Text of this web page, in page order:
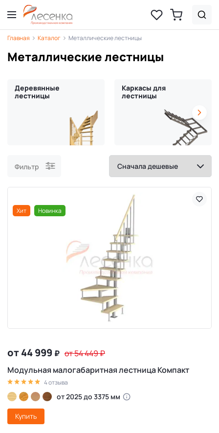
Главная Каталог Металлические лестницы
Металлические лестницы
Деревянные
лестницы
Каркасы для
лестницы
Фильтр
Хит Новинка
от 44 999 ₽ от 54 449₽
Модульная малогабаритная лестница Компакт
4 отзыва
от 2025 до 3375 мм
Купить